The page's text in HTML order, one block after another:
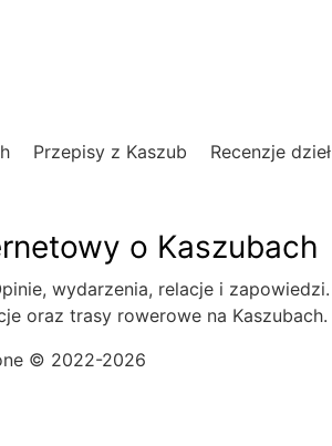
Przepisy z Kaszub Recenzje dzieł
o Kaszubach
wydarzenia, relacje i zapowiedzi.
oraz trasy rowerowe na Kaszubach.
© 2022-2026